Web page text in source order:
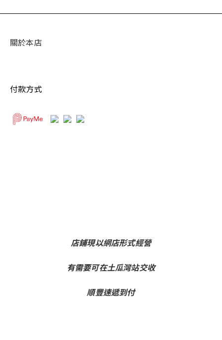
關於本店
付款方式
店鋪現以網店形式經營
有需要可在土瓜灣站交收
順豐速遞到付